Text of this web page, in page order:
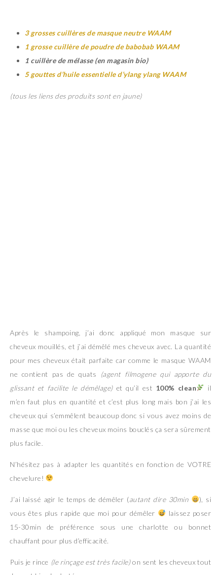
3 grosses cuillères de masque neutre WAAM
1 grosse cuillère de poudre de babobab WAAM
1 cuillère de mélasse (en magasin bio)
5 gouttes d’huile essentielle d’ylang ylangWAAM
(tous les liens des produits sont en jaune)
Après le shampoing, j’ai donc appliqué mon masque sur
cheveux mouillés, et j’ai démêlé mes cheveux avec. La quantité
pour mes cheveux était parfaite car comme le masque WAAM
ne contient pas de quats
(agent filmogene qui apporte du
glissant et facilite le démêlage)et qu’il est 100% clean
il
m’en faut plus en quantité et c’est plus long mais bon j’ai les
cheveux qui s’emmêlent beaucoup donc si vous avez moins de
masse que moi ou les cheveux moins bouclés ça sera sûrement
plus facile.
N’hésitez pas à adapter les quantités en fonction de VOTRE
chevelure!
J’ai laissé agir le temps de démêler (autant dire 30min
), si
vous êtes plus rapide que moi pour démêler
laissez poser
15-30min de préférence sous une charlotte ou bonnet
chauffant pour plus d’efficacité.
Puis je rince (le rinçage est très facile)on sent les cheveux tout